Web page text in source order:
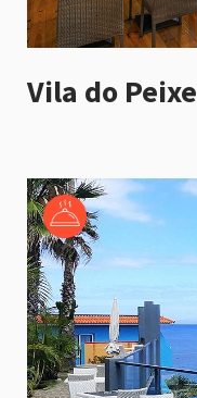
Vila do Peixe